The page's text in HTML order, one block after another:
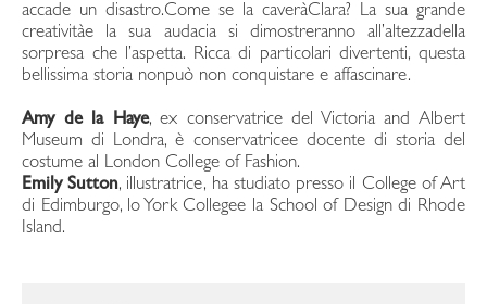
accade un disastro.Come se la caveràClara? La sua grande
creativitàe la sua audacia si dimostreranno all’altezzadella
sorpresa che l’aspetta. Ricca di particolari divertenti, questa
bellissima storia nonpuò non conquistare e affascinare.
Amy de la Haye, ex conservatrice del Victoria and Albert
Museum di Londra, è conservatricee docente di storia del
costume al London College of Fashion.
Emily Sutton, illustratrice, ha studiato presso il College of Art
di Edimburgo, lo York Collegee la School of Design di Rhode
Island.